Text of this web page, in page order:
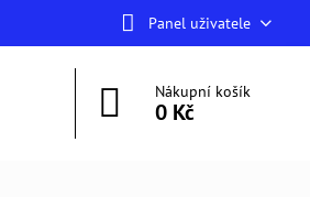
Panel uživatele
Nákupní košík
0 Kč